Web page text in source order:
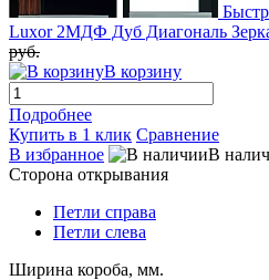
Luxor 2МДФ Дуб Диагональ
руб.
В корзину
Подробнее
Купить в 1 клик Сравнение
В избранное
В
Сторона открывания
Петли справа
Петли слева
Ширина короба, мм.